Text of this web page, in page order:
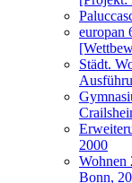
europan
Städt.
2000
Wohnen
Bonn,